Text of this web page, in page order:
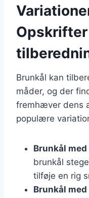
Brunkål kan
måder, og der
fremhæver dens
populære
Brunkål
brunkål
tilføje en rig
Brunkål med